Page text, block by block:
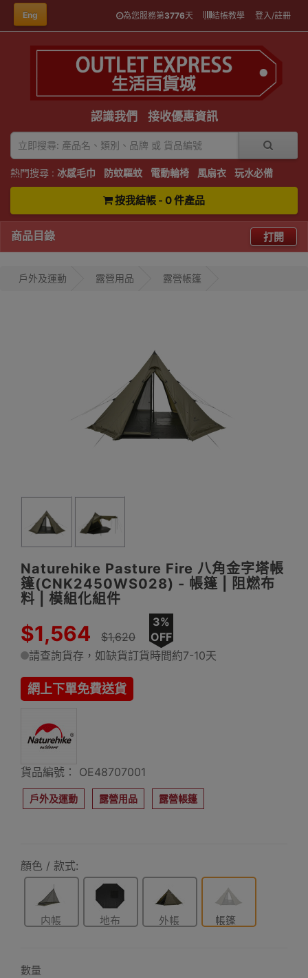
Eng 為您服務第3776天 結帳教學 登入/註冊
認識我們 接收優惠資訊
熱門搜尋 : 冰感毛巾 防蚊驅蚊 電動輪椅 風扇衣 玩水必備
按我結帳 - 0 件產品
商品目錄 打開
戶外及運動 露營用品 露營帳篷
Naturehike Pasture Fire 八角金字塔帳
篷(CNK2450WS028) - 帳篷 | 阻燃布
料 | 模組化組件
$1,564 $1,620
3%
OFF
請查詢貨存，如缺貨訂貨時間約7-10天
網上下單免費送貨
貨品編號： OE48707001
戶外及運動 露營用品 露營帳篷
顏色 / 款式:
内帳 地布 外帳 帳篷
數量